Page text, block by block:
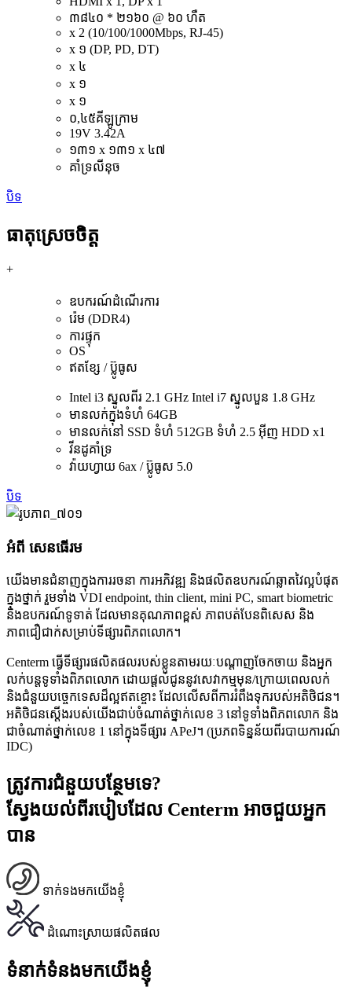
៣៨៤០ * ២១៦០ @ ៦០ ហឺត
x 2 (10/100/1000Mbps, RJ-45)
x ១ (DP, PD, DT)
x ៤
x ១
x ១
០,៤៥គីឡូក្រាម
19V 3.42A
១៣១ x ១៣១ x ៤៧
គាំទ្រលីនុច
បិទ
ធាតុស្រេចចិត្ត
+
ឧបករណ៍ដំណើរការ
រ៉េម (DDR4)
ការផ្ទុក
OS
ឥតខ្សែ / ប៊្លូធូស
Intel i3 ស្នូលពីរ 2.1 GHz Intel i7 ស្នូលបួន 1.8 GHz
មានលក់ក្នុងទំហំ 64GB
មានលក់នៅ SSD ទំហំ 512GB ទំហំ 2.5 អ៊ីញ HDD x1
វីនដូគាំទ្រ
វ៉ាយហ្វាយ 6ax / ប៊្លូធូស 5.0
បិទ
អំពី សេនធើរម
យើងមានជំនាញក្នុងការរចនា ការអភិវឌ្ឍ និងផលិតឧបករណ៍ឆ្លាតវៃល្អបំផុត
ក្នុងថ្នាក់ រួមទាំង VDI endpoint, thin client, mini PC, smart biometric
និងឧបករណ៍ទូទាត់ ដែលមានគុណភាពខ្ពស់ ភាពបត់បែនពិសេស និង
ភាពជឿជាក់សម្រាប់ទីផ្សារពិភពលោក។
Centerm ធ្វើទីផ្សារផលិតផលរបស់ខ្លួនតាមរយៈបណ្តាញចែកចាយ និងអ្នក
លក់បន្តទូទាំងពិភពលោក ដោយផ្តល់ជូននូវសេវាកម្មមុន/ក្រោយពេលលក់
និងជំនួយបច្ចេកទេសដ៏ល្អឥតខ្ចោះ ដែលលើសពីការរំពឹងទុករបស់អតិថិជន។
អតិថិជនស្តើងរបស់យើងជាប់ចំណាត់ថ្នាក់លេខ 3 នៅទូទាំងពិភពលោក និង
ជាចំណាត់ថ្នាក់លេខ 1 នៅក្នុងទីផ្សារ APeJ។ (ប្រភពទិន្នន័យពីរបាយការណ៍
IDC)
ត្រូវការជំនួយបន្ថែមទេ?
ស្វែងយល់ពីរបៀបដែល Centerm អាចជួយអ្នក
បាន
ទាក់ទងមកយើងខ្ញុំ
ដំណោះស្រាយផលិតផល
ទំនាក់ទំនងមកយើងខ្ញុំ